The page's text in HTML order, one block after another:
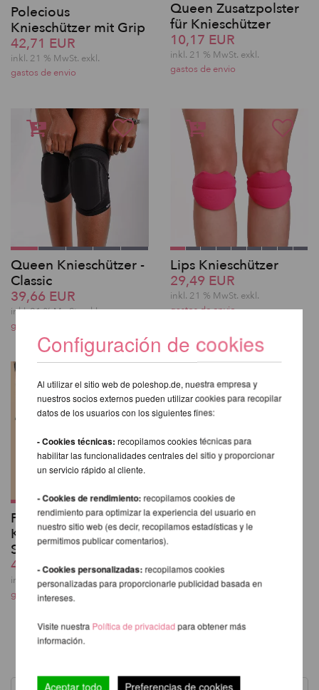
Polecious
Knieschützer mit Grip
42,71 EUR
inkl. 21 % MwSt. exkl.
gastos de envio
Queen Zusatzpolster
für Knieschützer
10,17 EUR
inkl. 21 % MwSt. exkl.
gastos de envio
Queen Knieschützer -
Classic
39,66 EUR
inkl. 21 % MwSt.exkl.
gastos de envio
Lips Knieschützer
29,49 EUR
inkl. 21 % MwSt. exkl.
gastos de envio
Poledance
Knieschützer mit
Silikongrip - Lunalae
45,76 EUR
inkl. 21 % MwSt.exkl.
gastos de envio
Configuración de cookies
Al utilizar el sitio web de poleshop.de, nuestra empresa y
nuestros socios externos pueden utilizar cookies para recopilar
datos de los usuarios con los siguientes fines:
- Cookies técnicas:recopilamos cookies técnicas para
habilitar las funcionalidades centrales del sitio y proporcionar
un servicio rápido al cliente.
- Cookies de rendimiento: recopilamos cookies de
rendimiento para optimizar la experiencia del usuario en
nuestro sitio web (es decir, recopilamos estadísticas y le
permitimos publicar comentarios).
- Cookies personalizadas: recopilamos cookies
personalizadas para proporcionarle publicidad basada en
intereses.
Visite nuestra Política de privacidadpara obtener más
información.
Aceptar todo Preferencias de cookies